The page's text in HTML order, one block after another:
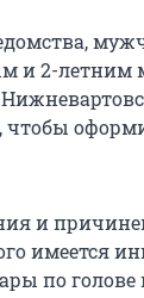
и 2-
чтобы
и
имеется
по голове